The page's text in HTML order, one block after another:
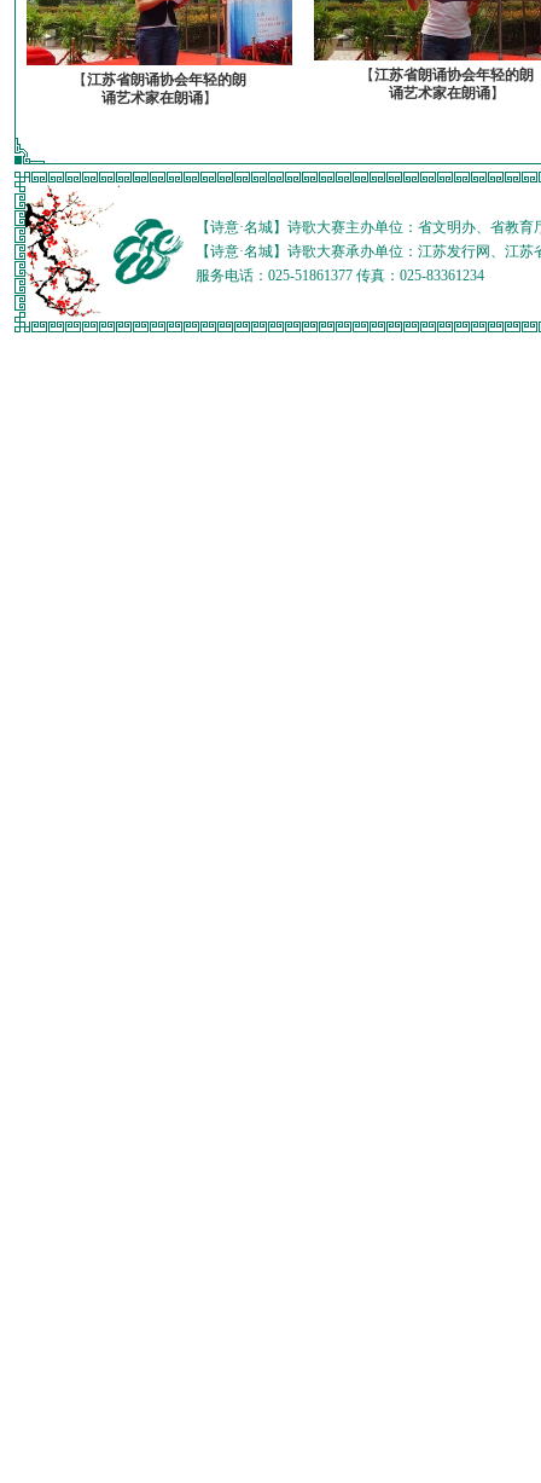
【江苏省朗诵协会年轻的朗
诵艺术家在朗诵】
【江苏省朗诵协会年轻的朗
诵艺术家在朗诵】
【诗意·名城】诗歌大赛主办单位：省文明办、省教
【诗意·名城】诗歌大赛承办单位：江苏发行网、江
服务电话：025-51861377 传真：025-83361234